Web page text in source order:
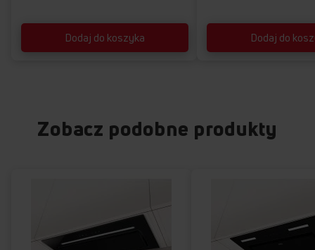
Dodaj do koszyka Dodaj do
Zobacz podobne produkty